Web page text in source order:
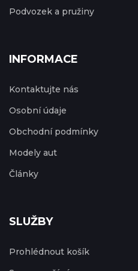
Podvozek a pružiny
INFORMACE
Kontaktujte nás
Osobní údaje
Obchodní podmínky
Modely aut
Články
SLUŽBY
Prohlédnout košík